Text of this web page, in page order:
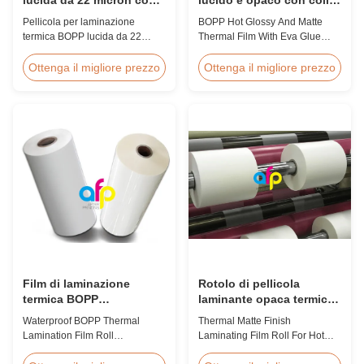
protezione UV e
resistente ai graffi
Pellicola per laminazione
termica BOPP lucida da 22
rivestimento duro antigraffio,
larghezza 2.000 mm e
visualizzazione a lungo termine.
Ottenga il migliore prezzo
Eva
BOPP Hot Glossy And Matte
Thermal Film With Eva Glue
pollution-free thermal film
featuring high transparency,
defects, and easy tear-off
characteristics. This product is
Ottenga il migliore prezzo
Film di laminazione
termica BOPP
impermeabile 15micron
18micron 20micron
Waterproof BOPP Thermal
Lamination Film Roll
Rotolo di pellicola
laminante opaca termica
per stampa a caldo / UV
spot
Thermal Matte Finish
Laminating Film Roll For Hot